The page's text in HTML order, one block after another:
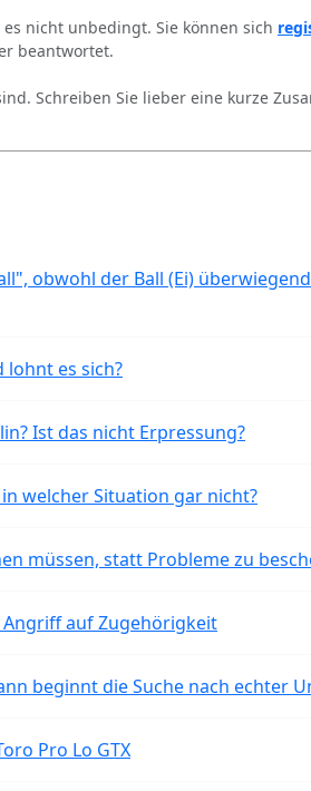
es nicht unbedingt. Sie können sich
beantwortet.
Schreiben Sie lieber eine kurze
obwohl der Ball (Ei)
lohnt es sich?
Ist das nicht Erpressung?
welcher Situation gar nicht?
müssen, statt Probleme zu
auf Zugehörigkeit
beginnt die Suche nach echter
Pro Lo GTX